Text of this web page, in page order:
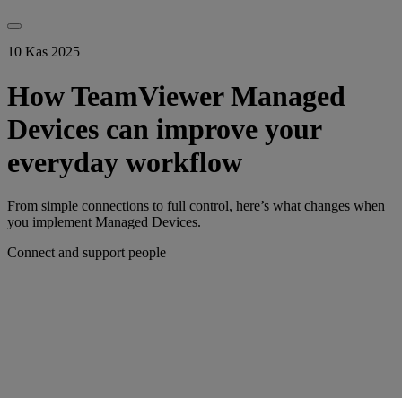
10 Kas 2025
How TeamViewer Managed
Devices can improve your
everyday workflow
From simple connections to full control, here’s what changes when
you implement Managed Devices.
Connect and support people